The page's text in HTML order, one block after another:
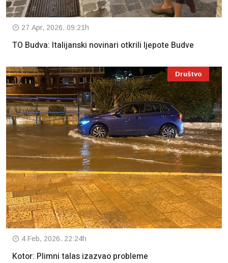
27 Apr, 2026. 09:21h
TO Budva: Italijanski novinari otkrili ljepote Budve
Društvo
4 Feb, 2026. 22:24h
Kotor: Plimni talas izazvao probleme